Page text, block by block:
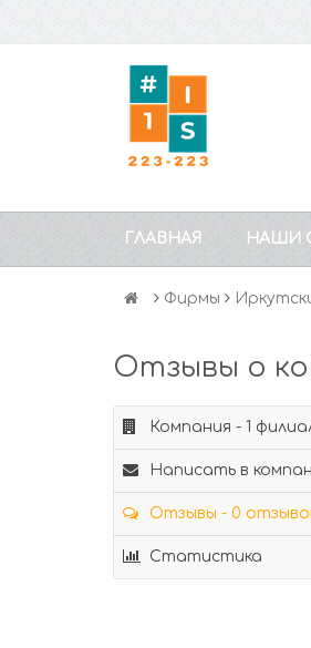
ГЛАВНАЯ НАШИ
Фирмы
Отзывы о
Компания - 1
Написать в
Отзывы - 0
Статистика